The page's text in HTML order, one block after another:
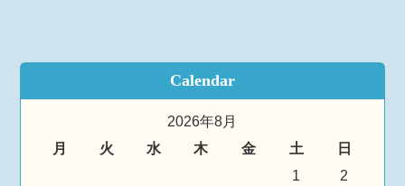
Calendar
2026年8月
月
火 水 木 金 土
日
1
2